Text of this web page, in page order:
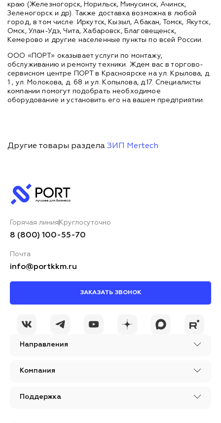
краю (Железногорск, Норильск, Минусинск, Ачинск,
Зеленогорск и др). Также доставка возможна в любой
город, в том числе: Иркутск, Кызыл, Абакан, Томск, Якутск,
Омск, Улан-Удэ, Чита, Хабаровск, Благовещенск,
Кемерово и другие населенные пункты по всей России.
ООО «ПОРТ» оказывает услуги по монтажу,
обслуживанию и ремонту техники. Ждем вас в торгово-
сервисном центре ПОРТ в Красноярске на ул. Крылова, д.
1 , ул. Молокова, д. 68 и ул. Копылова, д.17. Специалисты
компании помогут подобрать необходимое
оборудование и установить его на вашем предприятии.
Другие товары раздела ЗИП Mertech
Направления
Компания
Поддержка
Горячая линия Круглосуточно
8 (800) 100-55-70
Почта
info@portkkm.ru
ЗАКАЗАТЬ ЗВОНОК